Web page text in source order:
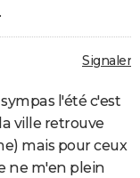
Signaler
l'été c'est
ville retrouve
mais pour ceux
ne m'en plein